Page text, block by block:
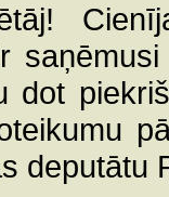
dot
deputātu